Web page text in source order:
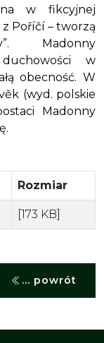
w fikcyjnej
z Poříčí – tworzą
Madonny
w
obecność. W
(wyd. polskie
Madonny
Rozmiar
[173 KB]
... powrót